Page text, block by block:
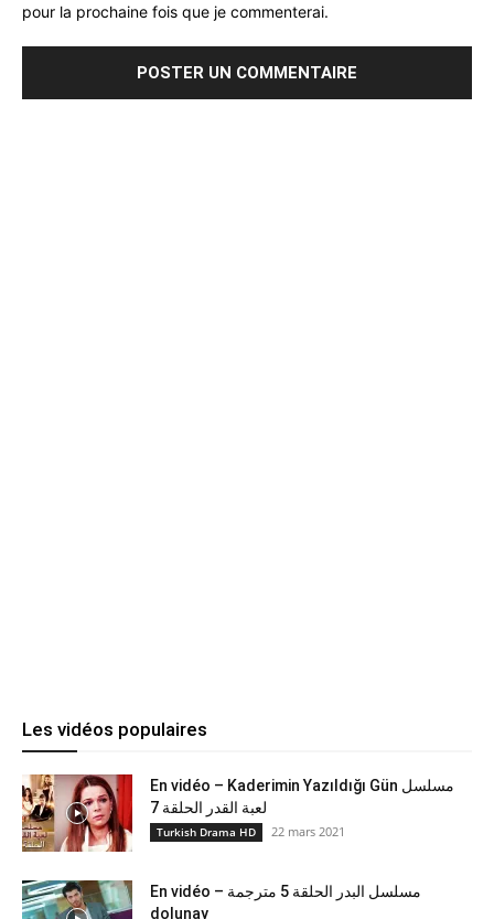
pour la prochaine fois que je commenterai.
Les vidéos populaires
En vidéo – Kaderimin Yazıldığı Gün مسلسل
لعبة القدر الحلقة 7
Turkish Drama HD 22 mars 2021
En vidéo – مسلسل البدر الحلقة 5 مترجمة
dolunay